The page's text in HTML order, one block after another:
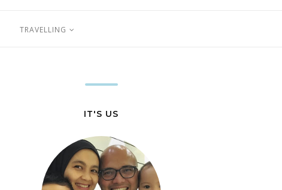
TRAVELLING
IT'S US